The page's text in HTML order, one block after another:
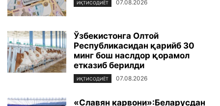
ИҚТИСОДИЁТ 07.08.2026
Ўзбекистонга Олтой
Республикасидан қарийб 30
минг бош наслдор қорамол
етказиб берилди
ИҚТИСОДИЁТ 07.08.2026
«Славян карвони»:Беларусдан